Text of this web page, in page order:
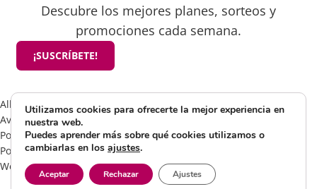
Descubre los mejores planes, sorteos y
promociones cada semana.
¡SUSCRÍBETE!
All rights reserved 2025 ©Mamá tiene un plan
Aviso Legal
Política de Cookies
Política de Privacidad
Web by Visible Marketing
Utilizamos cookies para ofrecerte la mejor experiencia en
nuestra web.
Puedes aprender más sobre qué cookies utilizamos o
cambiarlas en los ajustes.
Aceptar Rechazar Ajustes